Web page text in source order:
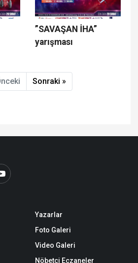
”SAVAŞAN İHA”
yarışması
Sonraki »
Yazarlar
Foto Galeri
Video Galeri
Nöbetçi Eczaneler